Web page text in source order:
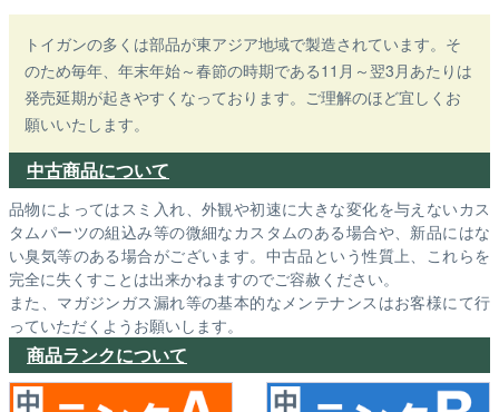
トイガンの多くは部品が東アジア地域で製造されています。そ
のため毎年、年末年始～春節の時期である11月～翌3月あたりは
発売延期が起きやすくなっております。ご理解のほど宜しくお
願いいたします。
中古商品について
品物によってはスミ入れ、外観や初速に大きな変化を与えないカス
タムパーツの組込み等の微細なカスタムのある場合や、新品にはな
い臭気等のある場合がございます。中古品という性質上、これらを
完全に失くすことは出来かねますのでご容赦ください。
また、マガジンガス漏れ等の基本的なメンテナンスはお客様にて行
っていただくようお願いします。
商品ランクについて